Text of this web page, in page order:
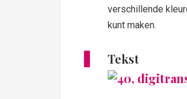
verschillende
kunt maken.
Tekst